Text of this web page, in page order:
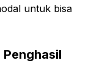
untuk bisa